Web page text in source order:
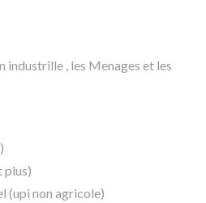
industrille , les Menages et les
plus)
(upi non agricole)